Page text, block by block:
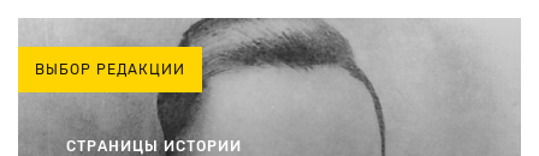
СТРАНИЦЫ ИСТОРИИ
ВЫБОР РЕДАКЦИИ